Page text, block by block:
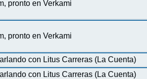
pronto en Verkami
pronto en Verkami
con Litus Carreras (La Cuenta)
con Litus Carreras (La Cuenta)